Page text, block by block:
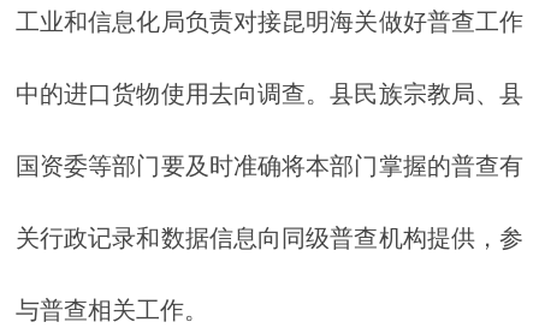
工业和信息化局负责对接昆明海关做好普查工作
中的进口货物使用去向调查。县民族宗教局、县
国资委等部门要及时准确将本部门掌握的普查有
关行政记录和数据信息向同级普查机构提供，参
与普查相关工作。